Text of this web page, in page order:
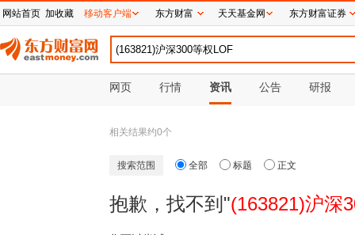
网页 行情 资讯 公告 研报
相关结果约0个
搜索范围 全部 标题 正文
抱歉，找不到"(163821)沪深
网站首页 加收藏 移动客户端 东方财富 天天基金网 东方财富证券